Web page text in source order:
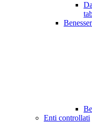
Enti controllati